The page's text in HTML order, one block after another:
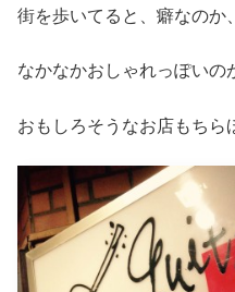
街を歩いてると、癖なのか
なかなかおしゃれっぽいの
おもしろそうなお店もちら